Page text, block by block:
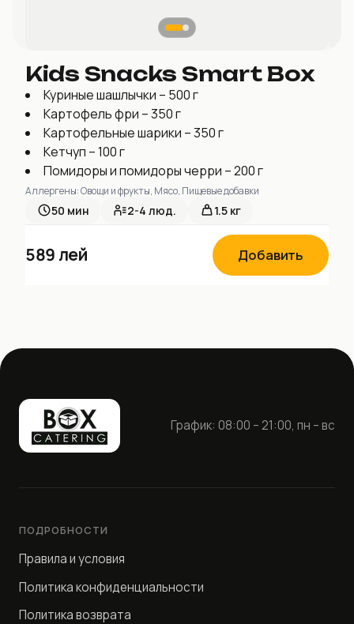
Kids Snacks Smart Box
Куриные шашлычки – 500 г
Картофель фри – 350 г
Картофельные шарики – 350 г
Кетчуп – 100 г
Помидоры и помидоры черри – 200 г
Аллергены:Овощи и фрукты, Мясо, Пищевые добавки
50 мин 2-4 люд. 1.5 кг
589 лей Добавить
График: 08:00 – 21:00, пн – вс
ПОДРОБНОСТИ
Правила и условия
Политика конфиденциальности
Политика возврата